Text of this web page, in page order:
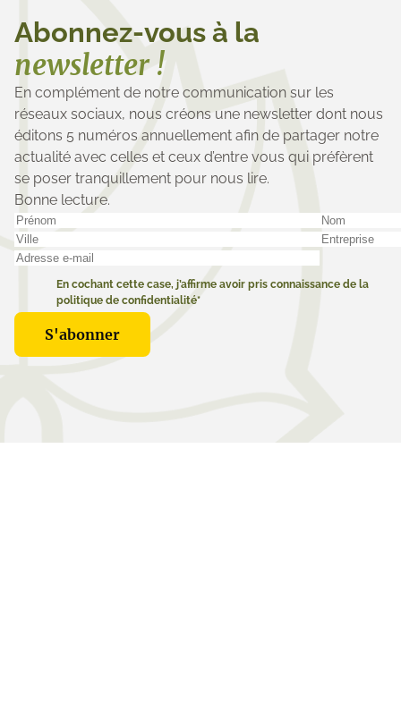
Abonnez-vous à la
newsletter !
En complément de notre communication sur les
réseaux sociaux, nous créons une newsletter dont nous
éditons 5 numéros annuellement afin de partager notre
actualité avec celles et ceux d’entre vous qui préfèrent
se poser tranquillement pour nous lire.
Bonne lecture.
En cochant cette case, j’affirme avoir pris connaissance de la
politique de confidentialité*